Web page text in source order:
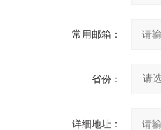
常用邮箱：
省份：
详细地址：